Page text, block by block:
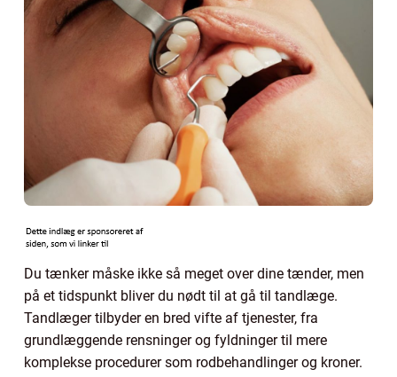
Du tænker måske ikke så meget over dine tænder, men
på et tidspunkt bliver du nødt til at gå til tandlæge.
Tandlæger tilbyder en bred vifte af tjenester, fra
grundlæggende rensninger og fyldninger til mere
komplekse procedurer som rodbehandlinger og kroner.